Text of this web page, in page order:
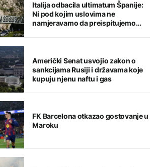
Italija odbacila ultimatum Španije:
Ni pod kojim uslovima ne
namjeravamo da preispitujemo
Američki Senat usvojio zakon o
sankcijama Rusiji i državama koje
kupuju njenu naftu i gas
FK Barcelona otkazao gostovanje u
Maroku